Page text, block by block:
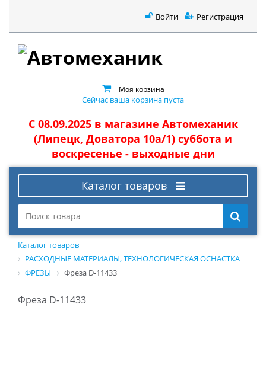
Войти Регистрация
Моя корзина
Сейчас ваша корзина пуста
С 08.09.2025 в магазине Автомеханик
(Липецк, Доватора 10а/1) суббота и
воскресенье - выходные дни
Каталог товаров
Каталог товаров
РАСХОДНЫЕ МАТЕРИАЛЫ, ТЕХНОЛОГИЧЕСКАЯ ОСНАСТКА
ФРЕЗЫ
Фреза D-11433
Фреза D-11433